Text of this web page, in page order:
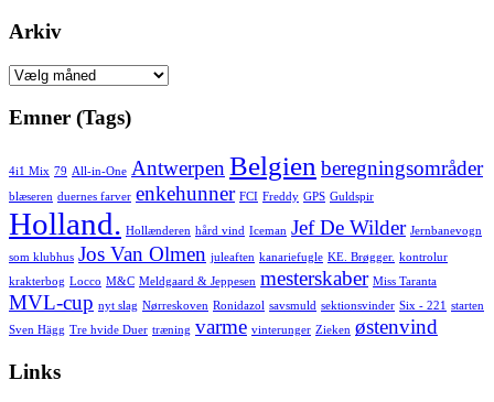
Arkiv
Arkiv
Emner (Tags)
4i1 Mix 79 All-in-One Antwerpen Belgien beregningsområder
blæseren duernes farver enkehunner FCI Freddy GPS Guldspir
Holland. Hollænderen hård vind Iceman Jef De Wilder Jernbanevogn
som klubhus Jos Van Olmen juleaften kanariefugle KE. Brøgger. kontrolur
krakterbog Locco M&C Meldgaard & Jeppesen mesterskaber Miss Taranta
MVL-cup nyt slag Nørreskoven Ronidazol savsmuld sektionsvinder Six - 221
starten
Sven Hägg Tre hvide Duer træning varme vinterunger Zieken østenvind
Links